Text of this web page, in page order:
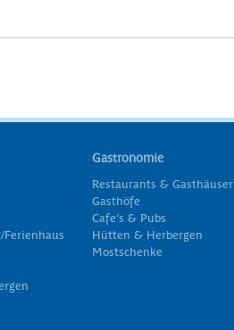
Ferienhaus
Gastronomie
Restaurants & Gasthäuser
Gasthöfe
Cafe’s & Pubs
Hütten & Herbergen
Mostschenke